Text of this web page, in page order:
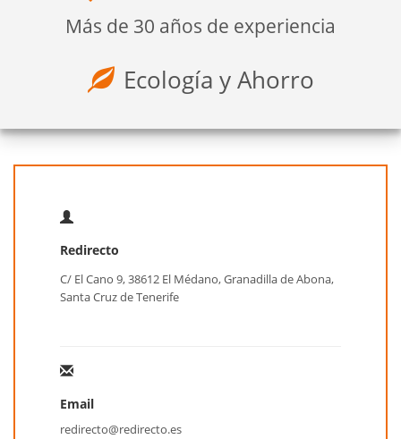
Más de 30 años de experiencia
Ecología y Ahorro
Redirecto
C/ El Cano 9, 38612 El Médano, Granadilla de Abona,
Santa Cruz de Tenerife
Email
redirecto@redirecto.es